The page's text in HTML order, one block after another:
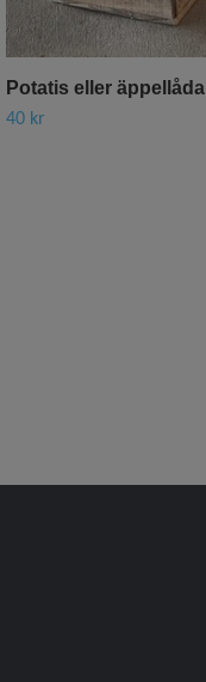
Potatis eller äppellåda
40 kr